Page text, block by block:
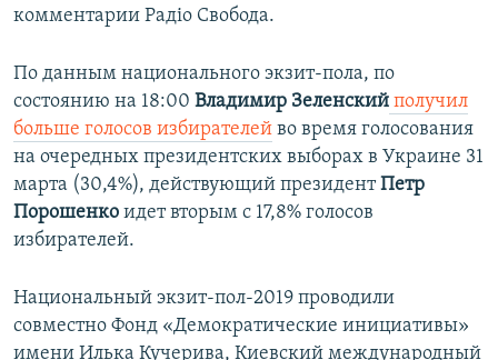
комментарии Радіо Свобода.
По данным национального экзит-пола, по
состоянию на 18:00 Владимир Зеленский получил
больше голосов избирателей во время голосования
на очередных президентских выборах в Украине 31
марта (30,4%), действующий президентПетр
Порошенко идет вторым с 17,8% голосов
избирателей.
Национальный экзит-пол-2019 проводили
совместно Фонд «Демократические инициативы»
имени Илька Кучерива, Киевский международный